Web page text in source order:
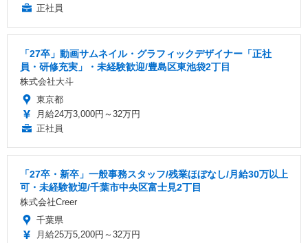
正社員
「27卒」動画サムネイル・グラフィックデザイナー「正社
員・研修充実」・未経験歓迎/豊島区東池袋2丁目
株式会社大斗
東京都
月給24万3,000円～32万円
正社員
「27卒・新卒」一般事務スタッフ/残業ほぼなし/月給30万以上
可・未経験歓迎/千葉市中央区富士見2丁目
株式会社Creer
千葉県
月給25万5,200円～32万円